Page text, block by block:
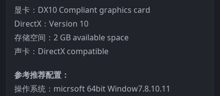
显卡：DX10 Compliant graphics card
DirectX：Version 10
存储空间：2 GB available space
声卡：DirectX compatible
参考推荐配置：
操作系统：micrsoft 64bit Window7.8.10.11